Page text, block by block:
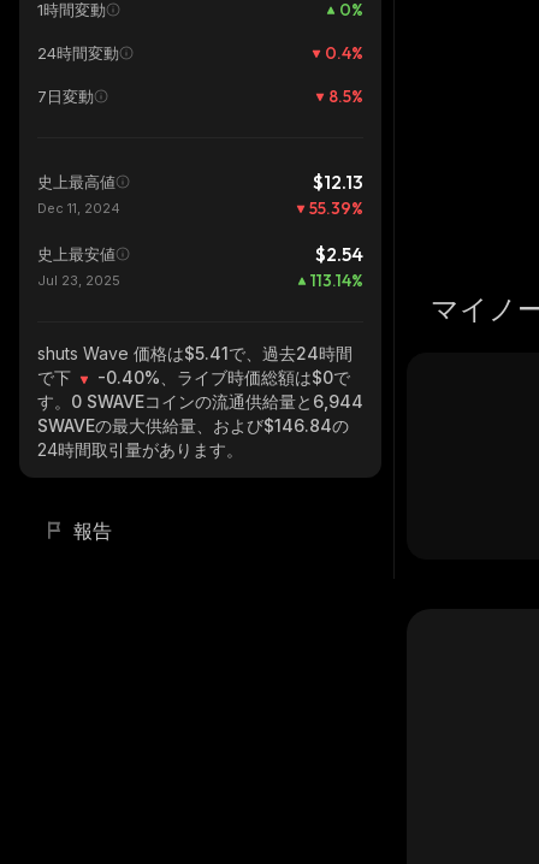
1時間変動 0%
24時間変動 0.4%
7日変動 8.5%
史上最高値 $12.13
Dec 11, 2024 55.39%
史上最安値 $2.54
Jul 23, 2025 113.14%
shuts Wave 価格は$5.41で、過去24時間
で下
-0.40% 、ライブ時価総額は$0で
す。 0 SWAVEコインの流通供給量と 6,944
SWAVEの最大供給量、および$146.84の
24時間取引量があります。
報告
マイノ